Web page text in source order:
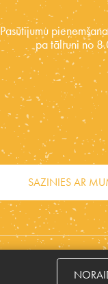
Pasūtījumu
pa tālruni no
SAZINIES AR